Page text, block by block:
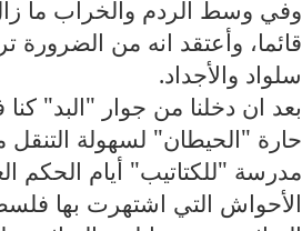
وفي وسط الردم والخراب ما
قائما، وأعتقد انه من
سلواد والأجداد.
بعد ان دخلنا من جوار "البد"
حارة "الحيطان" لسهولة
مدرسة "للكتاتيب" أيام الحكم
الأحواش التي اشتهرت بها